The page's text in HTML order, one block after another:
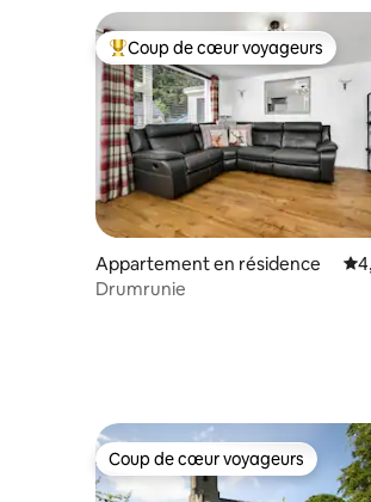
Coups de cœur voyageurs les
Coup de cœur voyageurs
Appartement en résidence
Drumrunie
Coup de cœur voyageurs
Coup de cœur voyageurs